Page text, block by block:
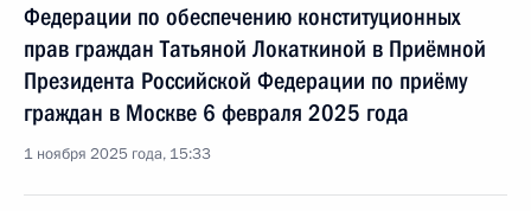
Федерации по обеспечению конституционных
прав граждан Татьяной Локаткиной в Приёмной
Президента Российской Федерации по приёму
граждан в Москве 6 февраля 2025 года
1 ноября 2025 года, 15:33